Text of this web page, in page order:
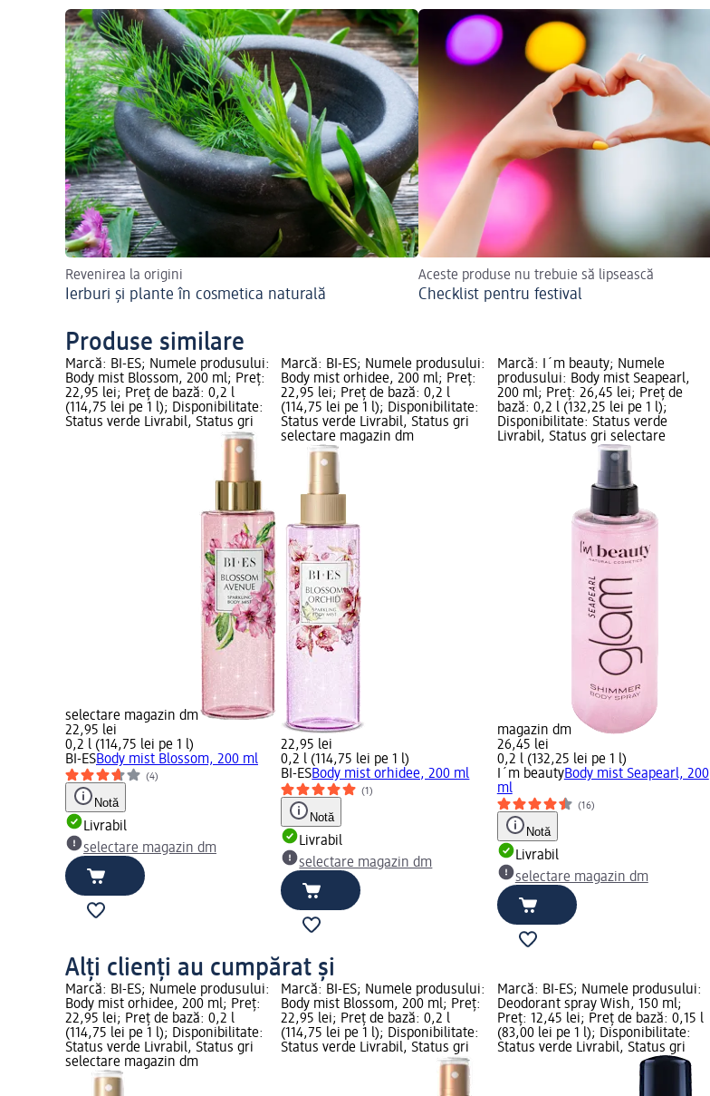
Revenirea la origini
Ierburi și plante în cosmetica naturală
Aceste produse nu trebuie să lipsească
Checklist pentru festival
Produse similare
Marcă: BI-ES; Numele produsului:
Body mist Blossom, 200 ml; Preț:
22,95 lei; Preț de bază: 0,2 l
(114,75 lei pe 1 l); Disponibilitate:
Status verde Livrabil, Status gri
selectare magazin dm
22,95 lei
0,2 l (114,75 lei pe 1 l)
BI-ESBody mist Blossom, 200 ml
(4)
Notă
Livrabil
selectare magazin dm
Marcă: BI-ES; Numele produsului:
Body mist orhidee, 200 ml; Preț:
22,95 lei; Preț de bază: 0,2 l
(114,75 lei pe 1 l); Disponibilitate:
Status verde Livrabil, Status gri
selectare magazin dm
22,95 lei
0,2 l (114,75 lei pe 1 l)
BI-ESBody mist orhidee, 200 ml
(1)
Notă
Livrabil
selectare magazin dm
Marcă: I´m beauty; Numele
produsului: Body mist Seapearl,
200 ml; Preț: 26,45 lei; Preț de
bază: 0,2 l (132,25 lei pe 1 l);
Disponibilitate: Status verde
Livrabil, Status gri selectare
magazin dm
26,45 lei
0,2 l (132,25 lei pe 1 l)
I´m beautyBody mist Seapearl, 200
ml
(16)
Notă
Livrabil
selectare magazin dm
Alți clienți au cumpărat și
Marcă: BI-ES; Numele produsului:
Body mist orhidee, 200 ml; Preț:
22,95 lei; Preț de bază: 0,2 l
(114,75 lei pe 1 l); Disponibilitate:
Status verde Livrabil, Status gri
selectare magazin dm
Marcă: BI-ES; Numele produsului:
Body mist Blossom, 200 ml; Preț:
22,95 lei; Preț de bază: 0,2 l
(114,75 lei pe 1 l); Disponibilitate:
Status verde Livrabil, Status gri
Marcă: BI-ES; Numele produsului:
Deodorant spray Wish, 150 ml;
Preț: 12,45 lei; Preț de bază: 0,15 l
(83,00 lei pe 1 l); Disponibilitate:
Status verde Livrabil, Status gri